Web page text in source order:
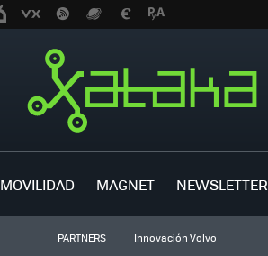
MOVILIDAD MAGNET NEWSLETTER
PARTNERS Innovación Volvo